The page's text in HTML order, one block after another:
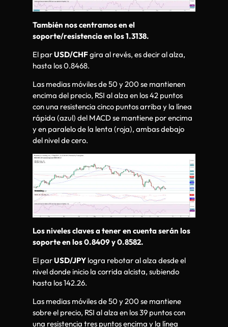
También nos centramos en el
soporte/resistencia en los 1.3138.
El parUSD/CHFgira al revés, es decir al alza,
hasta los 0.8468.
Las medias móviles de 50 y 200 se mantienen
encima del precio, RSI al alza en los 42 puntos
con una resistencia cinco puntos arriba y la línea
rápida (azul) del MACD se mantiene por encima
y en paralelo de la lenta (roja), ambas debajo
del nivel de cero.
Los niveles claves a tener en cuenta serán los
soporte en los 0.8409 y 0.8582.
El parUSD/JPY logra rebotar al alza desde el
nivel donde inicio la corrida alcista, subiendo
hasta los 142.26.
Las medias móviles de 50 y 200 se mantiene
sobre el precio, RSI al alza en los 39 puntos con
una resistencia tres puntos encima y la línea